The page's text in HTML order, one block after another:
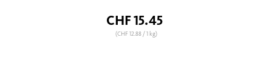
CHF 15.45
(CHF 12.88/ 1 kg)